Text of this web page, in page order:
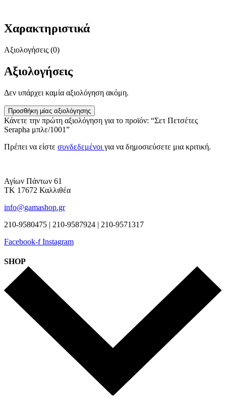
Χαρακτηριστικά
Αξιολογήσεις (0)
Αξιολογήσεις
Δεν υπάρχει καμία αξιολόγηση ακόμη.
Προσθήκη μίας αξιολόγησης
Κάνετε την πρώτη αξιολόγηση για το προϊόν: “Σετ Πετσέτες
Serapha μπλε/1001”
Πρέπει να είστε συνδεδεμένοι για να δημοσιεύσετε μια κριτική.
Αγίων Πάντων 61
ΤΚ 17672 Καλλιθέα
info@gamashop.gr
210-9580475 | 210-9587924 | 210-9571317
Facebook-f Instagram
SHOP